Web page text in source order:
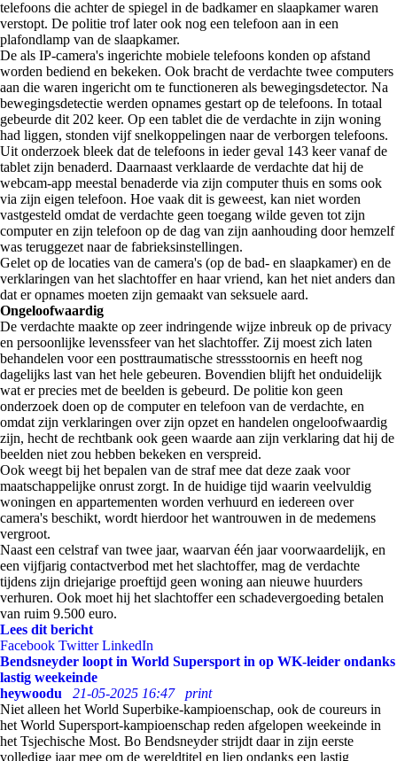
telefoons die achter de spiegel in de badkamer en slaapkamer waren
verstopt. De politie trof later ook nog een telefoon aan in een
plafondlamp van de slaapkamer.
De als IP-camera's ingerichte mobiele telefoons konden op afstand
worden bediend en bekeken. Ook bracht de verdachte twee computers
aan die waren ingericht om te functioneren als bewegingsdetector. Na
bewegingsdetectie werden opnames gestart op de telefoons. In totaal
gebeurde dit 202 keer. Op een tablet die de verdachte in zijn woning
had liggen, stonden vijf snelkoppelingen naar de verborgen telefoons.
Uit onderzoek bleek dat de telefoons in ieder geval 143 keer vanaf de
tablet zijn benaderd. Daarnaast verklaarde de verdachte dat hij de
webcam-app meestal benaderde via zijn computer thuis en soms ook
via zijn eigen telefoon. Hoe vaak dit is geweest, kan niet worden
vastgesteld omdat de verdachte geen toegang wilde geven tot zijn
computer en zijn telefoon op de dag van zijn aanhouding door hemzelf
was teruggezet naar de fabrieksinstellingen.
Gelet op de locaties van de camera's (op de bad- en slaapkamer) en de
verklaringen van het slachtoffer en haar vriend, kan het niet anders dan
dat er opnames moeten zijn gemaakt van seksuele aard.
Ongeloofwaardig
De verdachte maakte op zeer indringende wijze inbreuk op de privacy
en persoonlijke levenssfeer van het slachtoffer. Zij moest zich laten
behandelen voor een posttraumatische stressstoornis en heeft nog
dagelijks last van het hele gebeuren. Bovendien blijft het onduidelijk
wat er precies met de beelden is gebeurd. De politie kon geen
onderzoek doen op de computer en telefoon van de verdachte, en
omdat zijn verklaringen over zijn opzet en handelen ongeloofwaardig
zijn, hecht de rechtbank ook geen waarde aan zijn verklaring dat hij de
beelden niet zou hebben bekeken en verspreid.
Ook weegt bij het bepalen van de straf mee dat deze zaak voor
maatschappelijke onrust zorgt. In de huidige tijd waarin veelvuldig
woningen en appartementen worden verhuurd en iedereen over
camera's beschikt, wordt hierdoor het wantrouwen in de medemens
vergroot.
Naast een celstraf van twee jaar, waarvan één jaar voorwaardelijk, en
een vijfjarig contactverbod met het slachtoffer, mag de verdachte
tijdens zijn driejarige proeftijd geen woning aan nieuwe huurders
verhuren. Ook moet hij het slachtoffer een schadevergoeding betalen
van ruim 9.500 euro.
Lees dit bericht
Facebook Twitter LinkedIn
Bendsneyder loopt in World Supersport in op WK-leider ondanks
lastig weekeinde
heywoodu
21-05-2025 16:47
print
Niet alleen het World Superbike-kampioenschap, ook de coureurs in
het World Supersport-kampioenschap reden afgelopen weekeinde in
het Tsjechische Most. Bo Bendsneyder strijdt daar in zijn eerste
volledige jaar mee om de wereldtitel en liep ondanks een lastig